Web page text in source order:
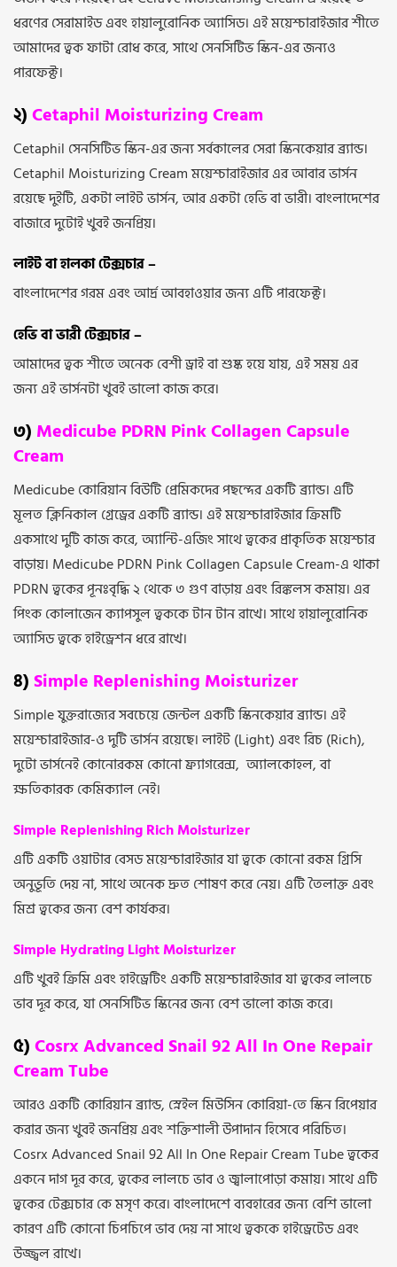
ধরণের সেরামাইড এবং হায়ালুরোনিক অ্যাসিড। এই ময়েশ্চারাইজার শীতে
আমাদের ত্বক ফাটা রোধ করে, সাথে সেনসিটিভ স্কিন-এর জন্যও
পারফেক্ট।
২)Cetaphil Moisturizing Cream
Cetaphil সেনসিটিভ স্কিন-এর জন্য সর্বকালের সেরা স্কিনকেয়ার ব্র্যান্ড।
Cetaphil Moisturizing Cream ময়েশ্চারাইজার এর আবার ভার্সন
রয়েছে দুইটি, একটা লাইট ভার্সন, আর একটা হেভি বা ভারী। বাংলাদেশের
বাজারে দুটোই খুবই জনপ্রিয়।
লাইট বা হালকা টেক্সচার –
বাংলাদেশের গরম এবং আর্দ্র আবহাওয়ার জন্য এটি পারফেক্ট।
হেভি বা ভারী টেক্সচার –
আমাদের ত্বক শীতে অনেক বেশী ড্রাই বা শুষ্ক হয়ে যায়, এই সময় এর
জন্য এই ভার্সনটা খুবই ভালো কাজ করে।
৩) Medicube PDRN Pink Collagen Capsule
Cream
Medicube কোরিয়ান বিউটি প্রেমিকদের পছন্দের একটি ব্র্যান্ড। এটি
মূলত ক্লিনিকাল গ্রেড্রের একটি ব্র্যান্ড। এই ময়েশ্চারাইজার ক্রিমটি
একসাথে দুটি কাজ করে, অ্যান্টি-এজিং সাথে ত্বকের প্রাকৃতিক ময়েশ্চার
বাড়ায়। Medicube PDRN Pink Collagen Capsule Cream-এ থাকা
PDRN ত্বকের পূনঃবৃদ্ধি ২ থেকে ৩ গুণ বাড়ায় এবং রিঙ্কলস কমায়। এর
পিংক কোলাজেন ক্যাপসুল ত্বককে টান টান রাখে। সাথে হায়ালুরোনিক
অ্যাসিড ত্বকে হাইড্রেশন ধরে রাখে।
৪)Simple Replenishing Moisturizer
Simple যুক্তরাজ্যের সবচেয়ে জেন্টল একটি স্কিনকেয়ার ব্র্যান্ড। এই
ময়েশ্চারাইজার-ও দুটি ভার্সন রয়েছে। লাইট (Light) এবং রিচ (Rich),
দুটো ভার্সনেই কোনোরকম কোনো ফ্র্যাগরেন্স, অ্যালকোহল, বা
ক্ষতিকারক কেমিক্যাল নেই।
Simple Replenishing Rich Moisturizer
এটি একটি ওয়াটার বেসড ময়েশ্চারাইজার যা ত্বকে কোনো রকম গ্রিসি
অনুভূতি দেয় না, সাথে অনেক দ্রুত শোষণ করে নেয়। এটি তৈলাক্ত এবং
মিশ্র ত্বকের জন্য বেশ কার্যকর।
Simple Hydrating Light Moisturizer
এটি খুবই ক্রিমি এবং হাইড্রেটিং একটি ময়েশ্চারাইজার যা ত্বকের লালচে
ভাব দূর করে, যা সেনসিটিভ স্কিনের জন্য বেশ ভালো কাজ করে।
৫)Cosrx Advanced Snail 92 All In One Repair
Cream Tube
আরও একটি কোরিয়ান ব্র্যান্ড, স্নেইল মিউসিন কোরিয়া-তে স্কিন রিপেয়ার
করার জন্য খুবই জনপ্রিয় এবং শক্তিশালী উপাদান হিসেবে পরিচিত।
Cosrx Advanced Snail 92 All In One Repair Cream Tube ত্বকের
একনে দাগ দূর করে, ত্বকের লালচে ভাব ও জ্বালাপোড়া কমায়। সাথে এটি
ত্বকের টেক্সচার কে মসৃণ করে। বাংলাদেশে ব্যবহারের জন্য বেশি ভালো
কারণ এটি কোনো চিপচিপে ভাব দেয় না সাথে ত্বককে হাইড্রেটেড এবং
উজ্জ্বল রাখে।